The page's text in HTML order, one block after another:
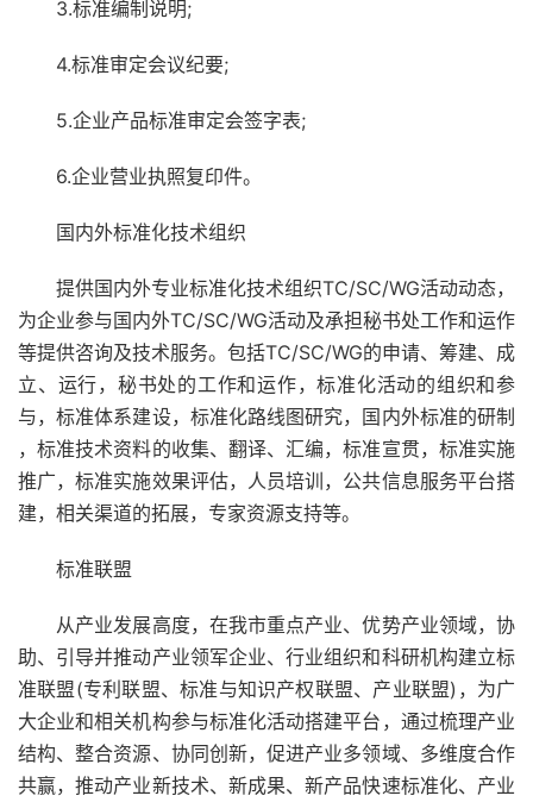
3.标准编制说明;
4.标准审定会议纪要;
5.企业产品标准审定会签字表;
6.企业营业执照复印件。
国内外标准化技术组织
提供国内外专业标准化技术组织TC/SC/WG活动动态，
为企业参与国内外TC/SC/WG活动及承担秘书处工作和运作
等提供咨询及技术服务。包括TC/SC/WG的申请、筹建、成
立、运行，秘书处的工作和运作，标准化活动的组织和参
与，标准体系建设，标准化路线图研究，国内外标准的研制
，标准技术资料的收集、翻译、汇编，标准宣贯，标准实施
推广，标准实施效果评估，人员培训，公共信息服务平台搭
建，相关渠道的拓展，专家资源支持等。
标准联盟
从产业发展高度，在我市重点产业、优势产业领域，协
助、引导并推动产业领军企业、行业组织和科研机构建立标
准联盟(专利联盟、标准与知识产权联盟、产业联盟)，为广
大企业和相关机构参与标准化活动搭建平台，通过梳理产业
结构、整合资源、协同创新，促进产业多领域、多维度合作
共赢，推动产业新技术、新成果、新产品快速标准化、产业